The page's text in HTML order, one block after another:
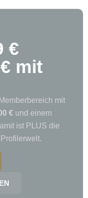
€
mit
mit
€ und einem
ist PLUS die